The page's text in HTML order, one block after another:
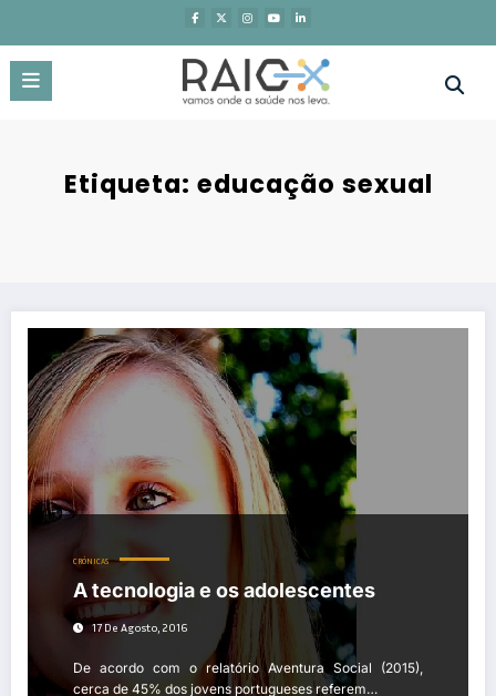
o
conteúdo
Etiqueta: educação sexual
A tecnologia e os adolescentes
CRÓNICAS
A tecnologia e os adolescentes
17 De Agosto, 2016
De acordo com o relatório Aventura Social (2015),
cerca de 45% dos jovens portugueses referem…